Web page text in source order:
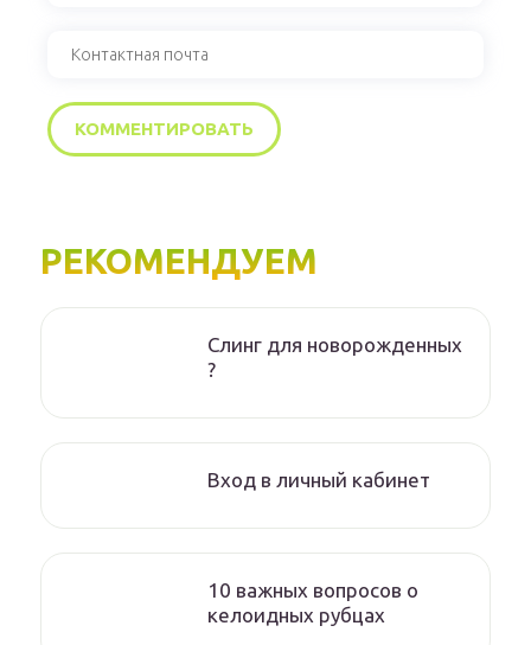
РЕКОМЕНДУЕМ
Слинг для новорожденных
?
Вход в личный кабинет
10 важных вопросов о
келоидных рубцах